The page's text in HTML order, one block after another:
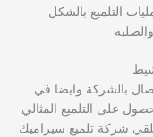
التلميع بالشكل
بالشركة وايضا في
على التلميع المثالي
شركة تلميع سيراميك